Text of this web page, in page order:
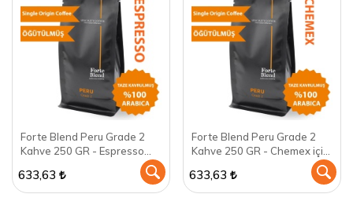
Forte Blend Peru Grade 2
Kahve 250 GR - Espresso
633,63
Forte Blend Peru Grade 2
Kahve 250 GR - Chemex için
633,63